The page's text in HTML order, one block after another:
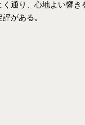
通り、心地よい響き
がある。